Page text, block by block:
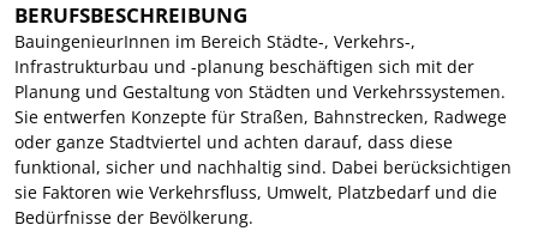
BERUFSBESCHREIBUNG
BauingenieurInnen im Bereich Städte-, Verkehrs-,
Infrastrukturbau und -planung beschäftigen sich mit der
Planung und Gestaltung von Städten und Verkehrssystemen.
Sie entwerfen Konzepte für Straßen, Bahnstrecken, Radwege
oder ganze Stadtviertel und achten darauf, dass diese
funktional, sicher und nachhaltig sind. Dabei berücksichtigen
sie Faktoren wie Verkehrsfluss, Umwelt, Platzbedarf und die
Bedürfnisse der Bevölkerung.